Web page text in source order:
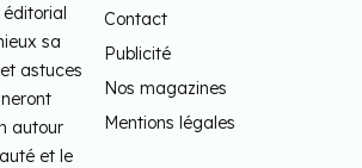
sa
astuces
autour
et le
Contact
Publicité
Nos magazines
Mentions légales